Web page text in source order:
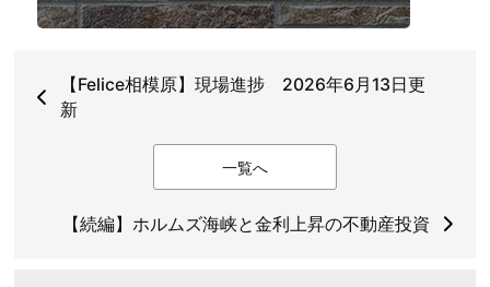
【Felice相模原】現場進捗 2026年6月13日更
新
一覧へ
【続編】ホルムズ海峡と金利上昇の不動産投資